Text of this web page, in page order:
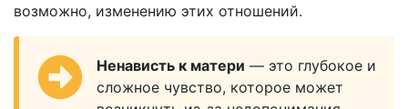
возможно, изменению этих отношений.
Ненависть к матери — это глубокое и
сложное чувство, которое может